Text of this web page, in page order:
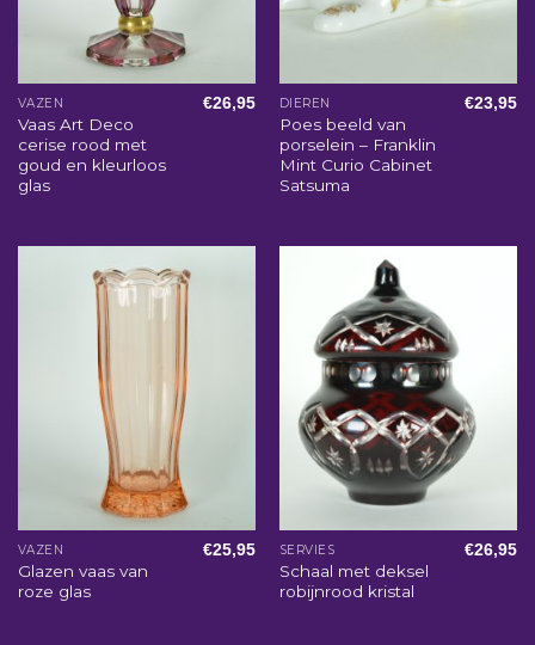
VAZEN
Vaas Art Deco
cerise rood met
goud en kleurloos
glas
€26,95 DIEREN
Poes beeld van
porselein – Franklin
Mint Curio Cabinet
Satsuma
€23,95
VAZEN
Glazen vaas van
roze glas
€25,95 SERVIES
Schaal met deksel
robijnrood kristal
€26,95